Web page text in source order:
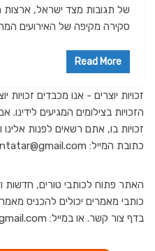
של תגובות מצד ישראל, ארצות
סקירה מקיפה של האירועים
Read More
זכויות יוצרים - אנו מכבדים
הזכויות בצילומים המגיעים לידינו.
זכויות בו, אתם רשאים לפנות
כתובת המייל: rentatar@gmail.com
האתר פתוח לכותבי טורים, חדשות
כותבי מאמרים יכולים להכניס
בדף צור קשר. או במייל: rentatar@gmail.com